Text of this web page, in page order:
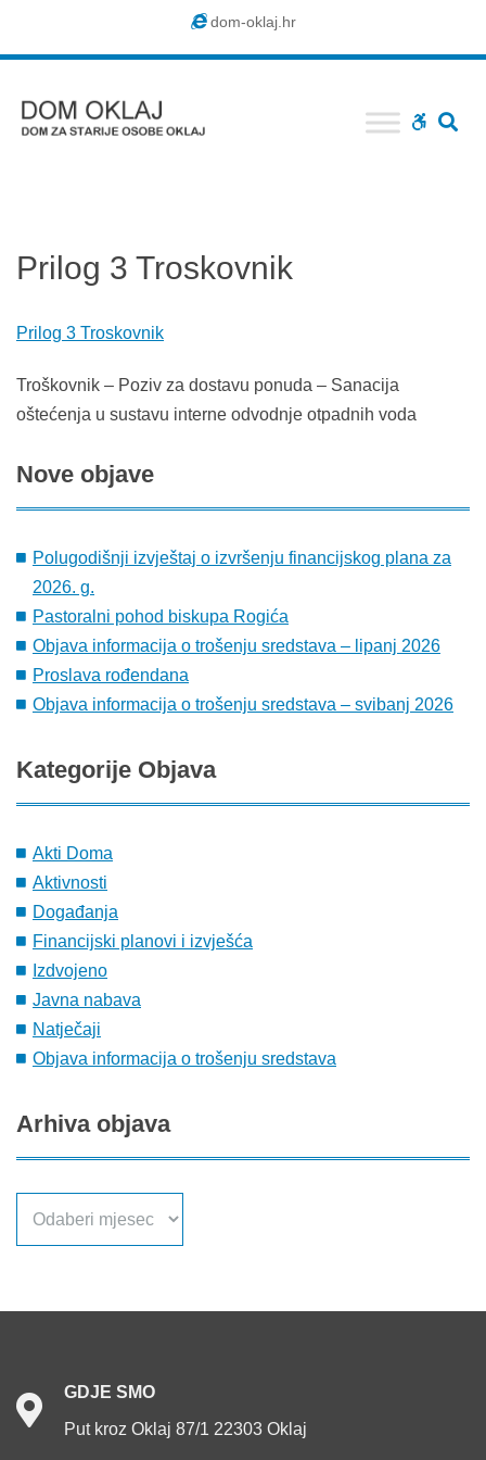
dom-oklaj.hr
WCAG
Prilog 3 Troskovnik
Prilog 3 Troskovnik
Troškovnik – Poziv za dostavu ponuda – Sanacija
oštećenja u sustavu interne odvodnje otpadnih voda
Nove objave
Polugodišnji izvještaj o izvršenju financijskog plana za
2026. g.
Pastoralni pohod biskupa Rogića
Objava informacija o trošenju sredstava – lipanj 2026
Proslava rođendana
Objava informacija o trošenju sredstava – svibanj 2026
Kategorije Objava
Akti Doma
Aktivnosti
Događanja
Financijski planovi i izvješća
Izdvojeno
Javna nabava
Natječaji
Objava informacija o trošenju sredstava
Arhiva objava
GDJE SMO
Put kroz Oklaj 87/1 22303 Oklaj